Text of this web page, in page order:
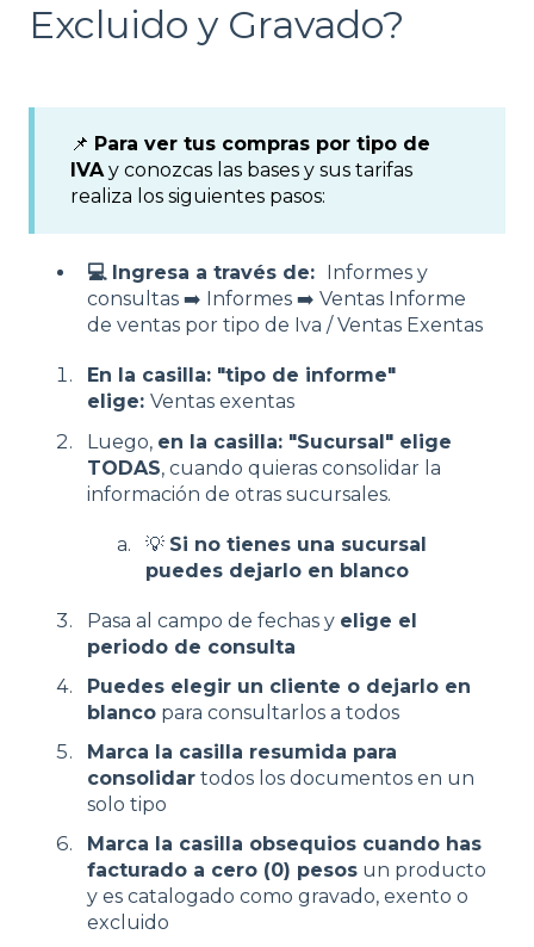
Excluido y Gravado?
📌 Para ver tus compras por tipo de
IVAy conozcas las bases y sus tarifas
realiza los siguientes pasos:
💻 Ingresa a través de:
Informes y
consultas ➡️ Informes ➡️ Ventas Informe
de ventas por tipo de Iva / Ventas Exentas
En la casilla: "tipo de informe"
elige: Ventas exentas
Luego, en la casilla: "Sucursal" elige
TODAS, cuando quieras consolidar la
información de otras sucursales.
💡 Si no tienes una sucursal
puedes dejarlo en blanco
Pasa al campo de fechas y elige el
periodo de consulta
Puedes elegir un cliente o dejarlo en
blanco para consultarlos a todos
Marca la casilla resumida para
consolidar todos los documentos en un
solo tipo
Marca la casilla obsequios cuando has
facturado a cero (0) pesos un producto
y es catalogado como gravado, exento o
excluido